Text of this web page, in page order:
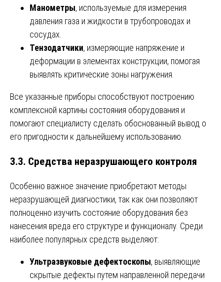
Манометры, используемые для измерения
давления газа и жидкости в трубопроводах и
сосудах.
Тензодатчики, измеряющие напряжение и
деформации в элементах конструкции, помогая
выявлять критические зоны нагружения.
Все указанные приборы способствуют построению
комплексной картины состояния оборудования и
помогают специалисту сделать обоснованный вывод о
его пригодности к дальнейшему использованию.
3.3. Средства неразрушающего контроля
Особенно важное значение приобретают методы
неразрушающей диагностики, так как они позволяют
полноценно изучить состояние оборудования без
нанесения вреда его структуре и функционалу. Среди
наиболее популярных средств выделяют:
Ультразвуковые дефектоскопы, выявляющие
скрытые дефекты путем направленной передачи